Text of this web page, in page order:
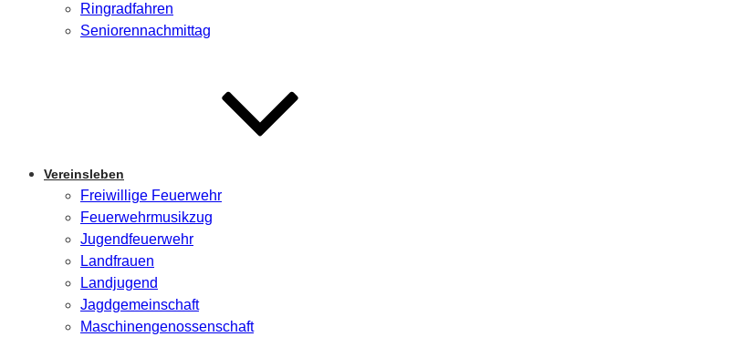
Ringradfahren
Seniorennachmittag
Vereinsleben
Freiwillige Feuerwehr
Feuerwehrmusikzug
Jugendfeuerwehr
Landfrauen
Landjugend
Jagdgemeinschaft
Maschinengenossenschaft